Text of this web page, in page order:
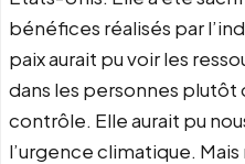
bénéfices réalisés par
paix aurait pu voir les
dans les personnes plutôt
contrôle. Elle aurait pu
l’urgence climatique.